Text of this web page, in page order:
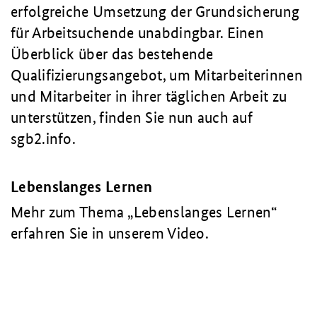
erfolgreiche Umsetzung der Grundsicherung
für Arbeitsuchende unabdingbar. Einen
Überblick über das bestehende
Qualifizierungsangebot, um Mitarbeiterinnen
und Mitarbeiter in ihrer täglichen Arbeit zu
unterstützen, finden Sie nun auch auf
sgb2.info.
Lebenslanges Lernen
Mehr zum Thema „Lebenslanges Lernen“
erfahren Sie in unserem Video.